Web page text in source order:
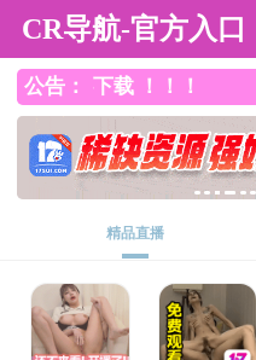
黑料网
黑料网 黑料网概况